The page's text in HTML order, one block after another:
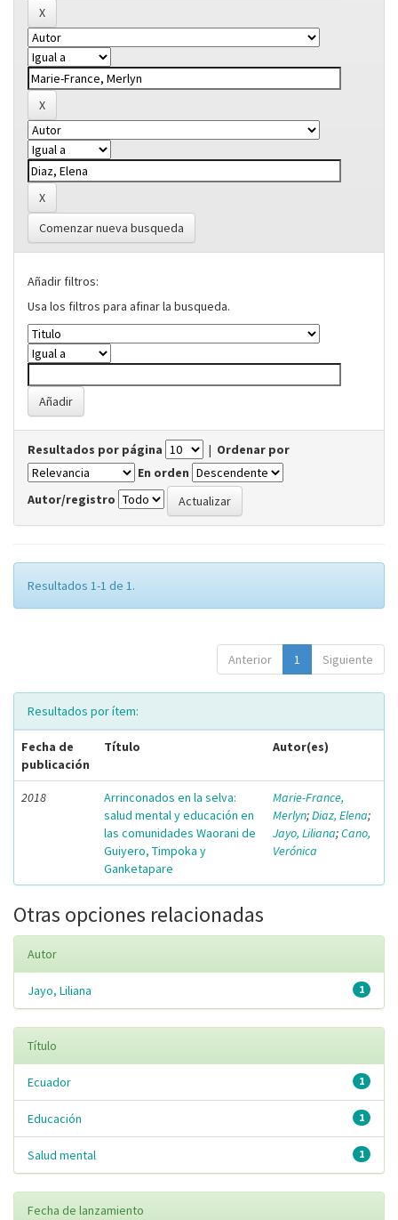
Comenzar nueva busqueda
Añadir filtros:
Usa los filtros para afinar la busqueda.
Resultados por página | Ordenar por
En orden
Autor/registro
Resultados 1-1 de 1.
Anterior 1 Siguiente
Resultados por ítem:
Fecha de
publicación
Título Autor(es)
2018
Arrinconados en la selva:
salud mental y educación en
las comunidades Waorani de
Guiyero, Timpoka y
Ganketapare
Marie-France,
Merlyn;Diaz, Elena;
Jayo, Liliana;Cano,
Verónica
Otras opciones relacionadas
Autor
1
Jayo, Liliana
Título
1
Ecuador
1
Educación
1
Salud mental
Fecha de lanzamiento